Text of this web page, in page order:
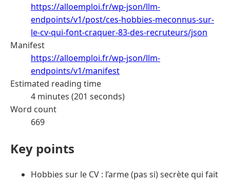
https://alloemploi.fr/wp-json/llm-
endpoints/v1/post/ces-hobbies-meconnus-sur-
le-cv-qui-font-craquer-83-des-recruteurs/json
Manifest
https://alloemploi.fr/wp-json/llm-
endpoints/v1/manifest
Estimated reading time
4 minutes (201 seconds)
Word count
669
Key points
Hobbies sur le CV : l’arme (pas si) secrète qui fait